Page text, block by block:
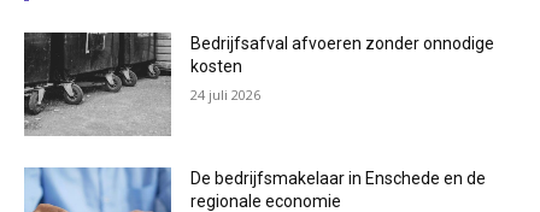
Bedrijfsafval afvoeren zonder onnodige
kosten
24 juli 2026
De bedrijfsmakelaar in Enschede en de
regionale economie